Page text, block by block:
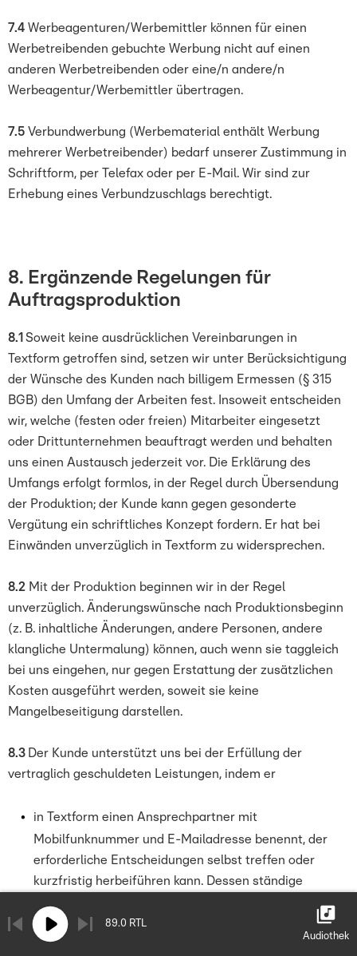
7.4 Werbeagenturen/Werbemittler können für einen
Werbetreibenden gebuchte Werbung nicht auf einen
anderen Werbetreibenden oder eine/n andere/n
Werbeagentur/Werbemittler übertragen.
7.5 Verbundwerbung (Werbematerial enthält Werbung
mehrerer Werbetreibender) bedarf unserer Zustimmung in
Schriftform, per Telefax oder per E-Mail. Wir sind zur
Erhebung eines Verbundzuschlags berechtigt.
8. Ergänzende Regelungen für
Auftragsproduktion
8.1 Soweit keine ausdrücklichen Vereinbarungen in
Textform getroffen sind, setzen wir unter Berücksichtigung
der Wünsche des Kunden nach billigem Ermessen (§ 315
BGB) den Umfang der Arbeiten fest. Insoweit entscheiden
wir, welche (festen oder freien) Mitarbeiter eingesetzt
oder Drittunternehmen beauftragt werden und behalten
uns einen Austausch jederzeit vor. Die Erklärung des
Umfangs erfolgt formlos, in der Regel durch Übersendung
der Produktion; der Kunde kann gegen gesonderte
Vergütung ein schriftliches Konzept fordern. Er hat bei
Einwänden unverzüglich in Textform zu widersprechen.
8.2 Mit der Produktion beginnen wir in der Regel
unverzüglich. Änderungswünsche nach Produktionsbeginn
(z. B. inhaltliche Änderungen, andere Personen, andere
klangliche Untermalung) können, auch wenn sie taggleich
bei uns eingehen, nur gegen Erstattung der zusätzlichen
Kosten ausgeführt werden, soweit sie keine
Mangelbeseitigung darstellen.
8.3 Der Kunde unterstützt uns bei der Erfüllung der
vertraglich geschuldeten Leistungen, indem er
in Textform einen Ansprechpartner mit
Mobilfunknummer und E-Mailadresse benennt, der
erforderliche Entscheidungen selbst treffen oder
kurzfristig herbeiführen kann. Dessen ständige
mobiler Produktion sichergestellt sein,
alle notwendigen Informationen rechtzeitig erteilt und
89.0 RTL
Audiothek